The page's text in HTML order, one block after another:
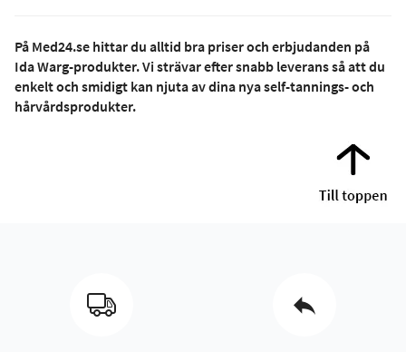
På Med24.se hittar du alltid bra priser och erbjudanden på
Ida Warg-produkter. Vi strävar efter snabb leverans så att du
enkelt och smidigt kan njuta av dina nya self-tannings- och
hårvårdsprodukter.